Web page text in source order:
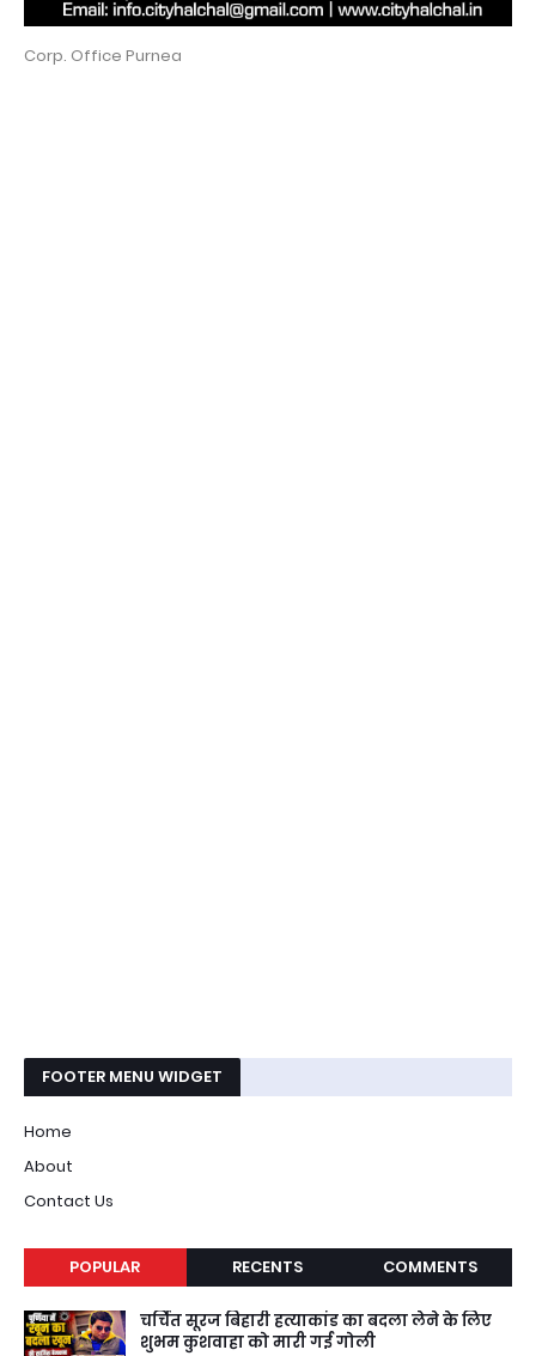
Corp. Office Purnea
FOOTER MENU WIDGET
Home
About
Contact Us
POPULAR RECENTS COMMENTS
चर्चित सूरज बिहारी हत्याकांड का बदला लेने के लिए
शुभम कुशवाहा को मारी गई गोली